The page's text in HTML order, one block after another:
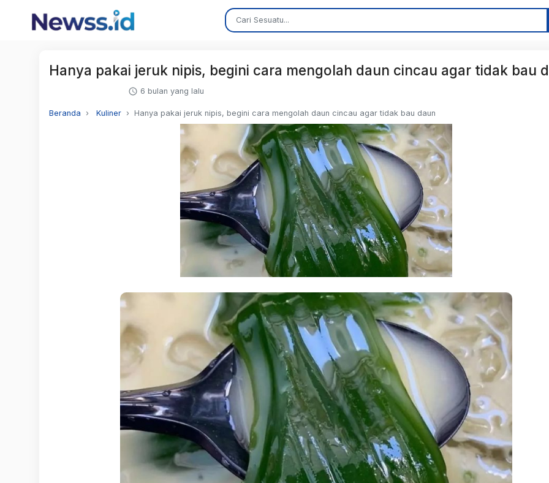
Hanya pakai jeruk nipis, begini cara mengolah daun cincau agar tidak bau
6 bulan yang lalu
Beranda Kuliner Hanya pakai jeruk nipis, begini cara mengolah daun cincau agar tidak bau daun